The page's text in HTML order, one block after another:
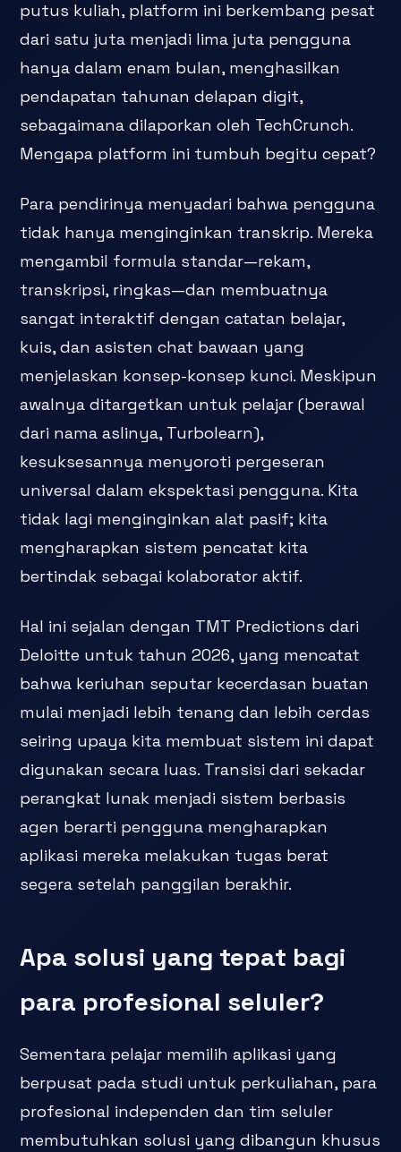
putus kuliah, platform ini berkembang pesat
dari satu juta menjadi lima juta pengguna
hanya dalam enam bulan, menghasilkan
pendapatan tahunan delapan digit,
sebagaimana dilaporkan oleh TechCrunch.
Mengapa platform ini tumbuh begitu cepat?
Para pendirinya menyadari bahwa pengguna
tidak hanya menginginkan transkrip. Mereka
mengambil formula standar—rekam,
transkripsi, ringkas—dan membuatnya
sangat interaktif dengan catatan belajar,
kuis, dan asisten chat bawaan yang
menjelaskan konsep-konsep kunci. Meskipun
awalnya ditargetkan untuk pelajar (berawal
dari nama aslinya, Turbolearn),
kesuksesannya menyoroti pergeseran
universal dalam ekspektasi pengguna. Kita
tidak lagi menginginkan alat pasif; kita
mengharapkan sistem pencatat kita
bertindak sebagai kolaborator aktif.
Hal ini sejalan dengan TMT Predictions dari
Deloitte untuk tahun 2026, yang mencatat
bahwa keriuhan seputar kecerdasan buatan
mulai menjadi lebih tenang dan lebih cerdas
seiring upaya kita membuat sistem ini dapat
digunakan secara luas. Transisi dari sekadar
perangkat lunak menjadi sistem berbasis
agen berarti pengguna mengharapkan
aplikasi mereka melakukan tugas berat
segera setelah panggilan berakhir.
Apa solusi yang tepat bagi
para profesional seluler?
Sementara pelajar memilih aplikasi yang
berpusat pada studi untuk perkuliahan, para
profesional independen dan tim seluler
membutuhkan solusi yang dibangun khusus